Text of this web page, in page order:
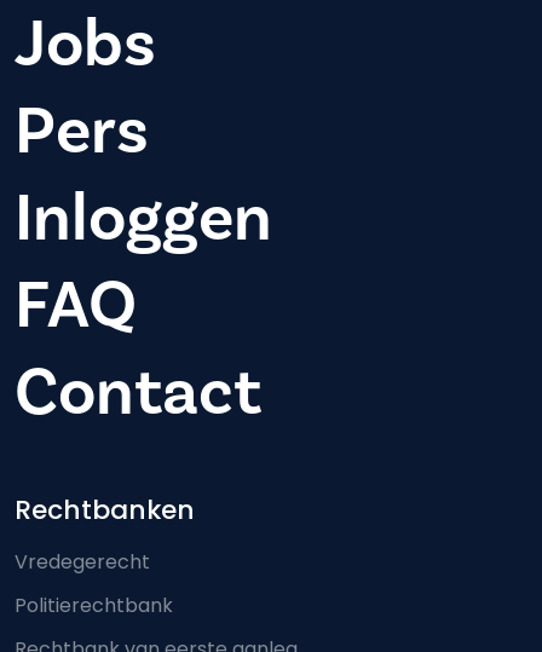
Jobs
Pers
Inloggen
FAQ
Contact
Footer-menu
Rechtbanken
Vredegerecht
Politierechtbank